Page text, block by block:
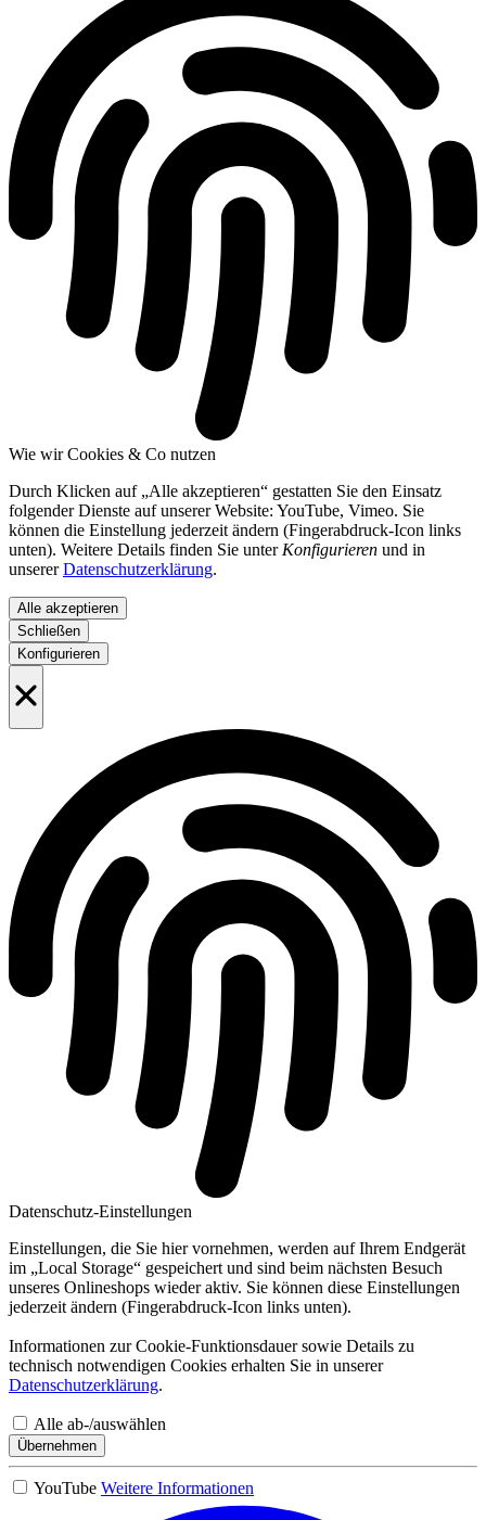
Wie wir Cookies & Co nutzen
Durch Klicken auf „Alle akzeptieren“ gestatten Sie den Einsatz
folgender Dienste auf unserer Website: YouTube, Vimeo. Sie
können die Einstellung jederzeit ändern (Fingerabdruck-Icon links
unten). Weitere Details finden Sie unterKonfigurieren und in
unsererDatenschutzerklärung.
Alle akzeptieren
Schließen
Konfigurieren
Datenschutz-Einstellungen
Einstellungen, die Sie hier vornehmen, werden auf Ihrem Endgerät
im „Local Storage“ gespeichert und sind beim nächsten Besuch
unseres Onlineshops wieder aktiv. Sie können diese Einstellungen
jederzeit ändern (Fingerabdruck-Icon links unten).
Informationen zur Cookie-Funktionsdauer sowie Details zu
technisch notwendigen Cookies erhalten Sie in unserer
Datenschutzerklärung.
Alle ab-/auswählen
Übernehmen
YouTube Weitere Informationen